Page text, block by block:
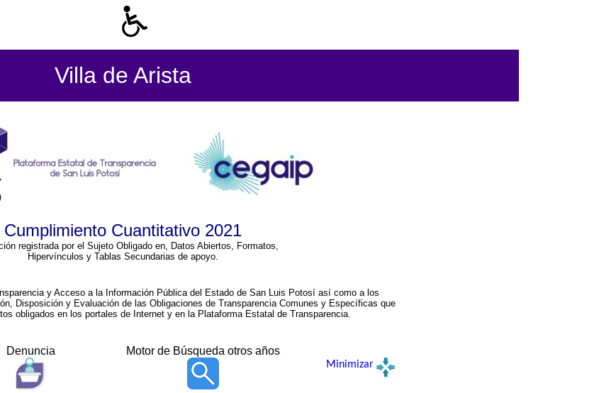
Villa de Arista
Cumplimiento Cuantitativo 2021
registrada por el Sujeto Obligado en, Datos Abiertos, Formatos,
Hipervínculos y Tablas Secundarias de apoyo.
y Acceso a la Información Pública del Estado de San Luis Potosí así como a los
Disposición y Evaluación de las Obligaciones de Transparencia Comunes y Específicas que
obligados en los portales de Internet y en la Plataforma Estatal de Transparencia.
Denuncia Motor de Búsqueda otros años
Minimizar